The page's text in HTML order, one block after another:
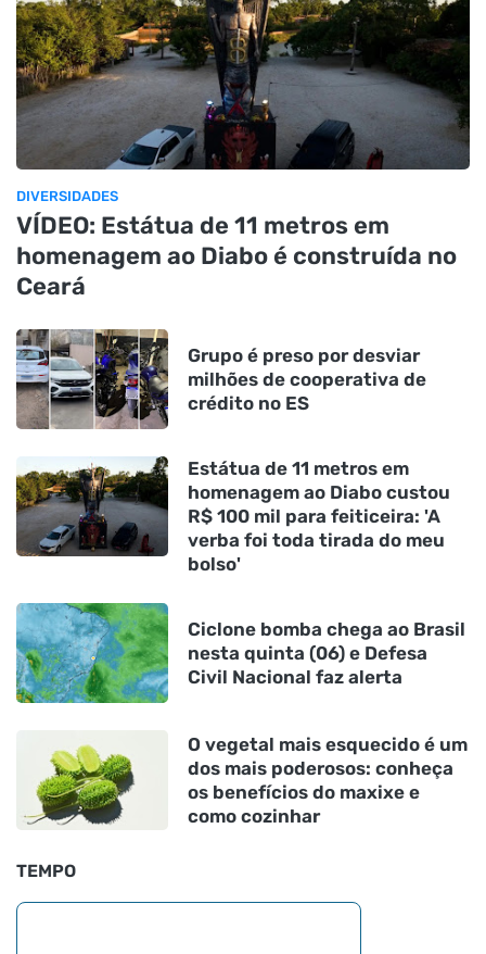
DIVERSIDADES
VÍDEO: Estátua de 11 metros em
homenagem ao Diabo é construída no
Ceará
Grupo é preso por desviar
milhões de cooperativa de
crédito no ES
Estátua de 11 metros em
homenagem ao Diabo custou
R$ 100 mil para feiticeira: 'A
verba foi toda tirada do meu
bolso'
Ciclone bomba chega ao Brasil
nesta quinta (06) e Defesa
Civil Nacional faz alerta
O vegetal mais esquecido é um
dos mais poderosos: conheça
os benefícios do maxixe e
como cozinhar
TEMPO